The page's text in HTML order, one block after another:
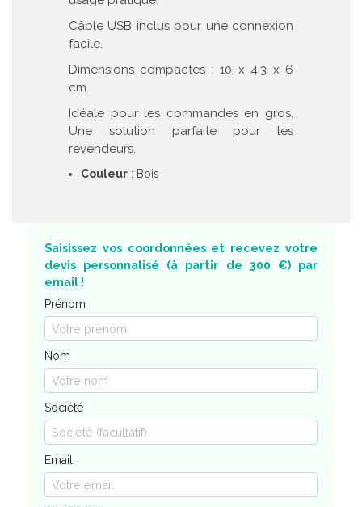
Câble USB inclus pour une connexion
facile.
Dimensions compactes : 10 x 4,3 x 6
cm.
Idéale pour les commandes en gros.
Une solution parfaite pour les
revendeurs.
Couleur : Bois
Saisissez vos coordonnées et recevez votre
devis personnalisé (à partir de 300 €) par
email !
Prénom
Nom
Société
Email